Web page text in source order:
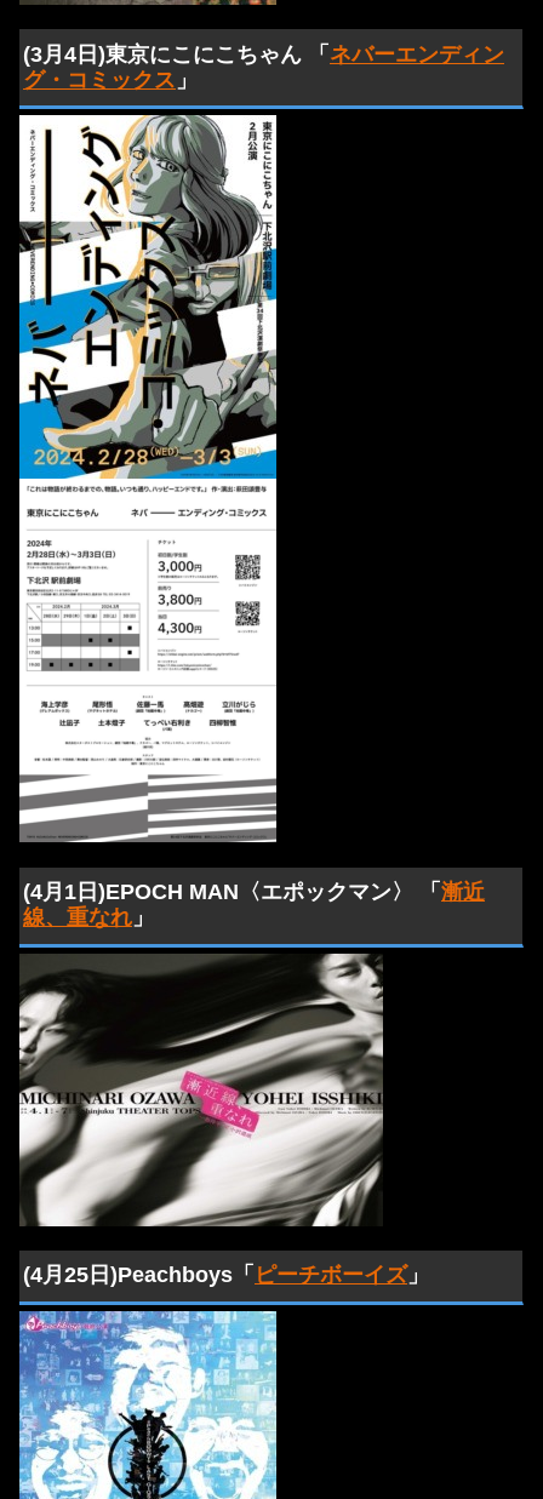
(3月4日)東京にこにこちゃん 「 ネバーエンディン
グ・コミックス 」
(4月1日)EPOCH MAN〈エポックマン〉 「 漸近
線、重なれ 」
(4月25日)Peachboys「 ピーチボーイズ」